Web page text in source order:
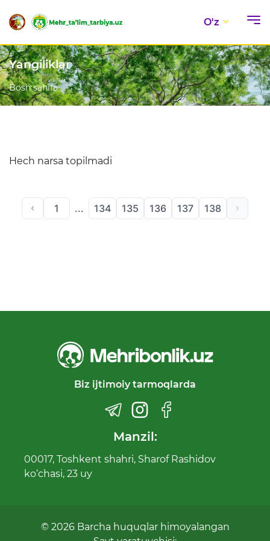
O'z
Yangiliklar
Bosh sahifa
Hech narsa topilmadi
1 ... 134 135 136 137 138
Biz ijtimoiy tarmoqlarda
Manzil:
00017, Toshkent shahri, Sharof Rashidov
ko‘chasi, 23 uy
© 2026 Barcha huquqlar himoyalangan